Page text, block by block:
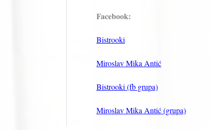
Facebook:
Bistrooki
Miroslav Mika Antić
Bistrooki (fb grupa)
Miroslav Mika Antić (grupa)